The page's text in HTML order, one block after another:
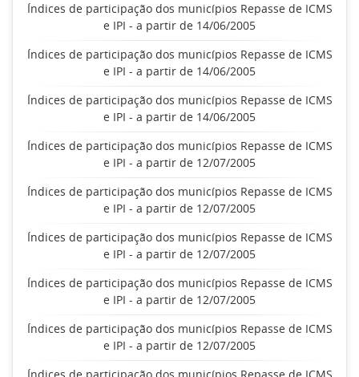
Índices de participação dos municípios Repasse de ICMS
e IPI - a partir de 14/06/2005
Índices de participação dos municípios Repasse de ICMS
e IPI - a partir de 14/06/2005
Índices de participação dos municípios Repasse de ICMS
e IPI - a partir de 14/06/2005
Índices de participação dos municípios Repasse de ICMS
e IPI - a partir de 12/07/2005
Índices de participação dos municípios Repasse de ICMS
e IPI - a partir de 12/07/2005
Índices de participação dos municípios Repasse de ICMS
e IPI - a partir de 12/07/2005
Índices de participação dos municípios Repasse de ICMS
e IPI - a partir de 12/07/2005
Índices de participação dos municípios Repasse de ICMS
e IPI - a partir de 12/07/2005